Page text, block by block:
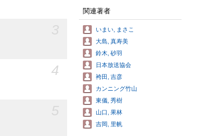
4
関連著者
いまい, まさこ
大島, 真寿美
鈴木, 砂羽
日本放送協会
袴田, 吉彦
カンニング竹山
東儀, 秀樹
山口, 果林
吉岡, 里帆